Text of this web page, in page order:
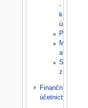
-
kontrola
údajů
Parametry
Mimořádné
akce
Seznam
změn
Finanční
účetnictví